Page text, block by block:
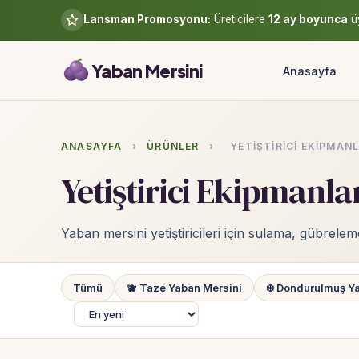
Lansman Promosyonu: Üreticilere 12 ay boyunca
Yaban Mersini Anasayfa
ANASAYFA › ÜRÜNLER › YETIŞTIRICI
Yetiştirici
Yaban mersini yetiştiricileri için sulama,
Tümü 🫐 Taze Yaban Mersini ❄️ Dondurulmuş